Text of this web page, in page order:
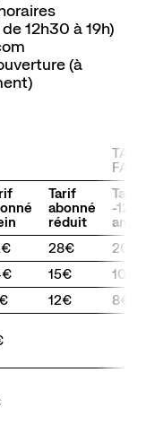
12h30 à 19h)
(à
Tarif
abonné
réduit
Tarif
-12
ans
28€
20€
15€
10€
12€
8€